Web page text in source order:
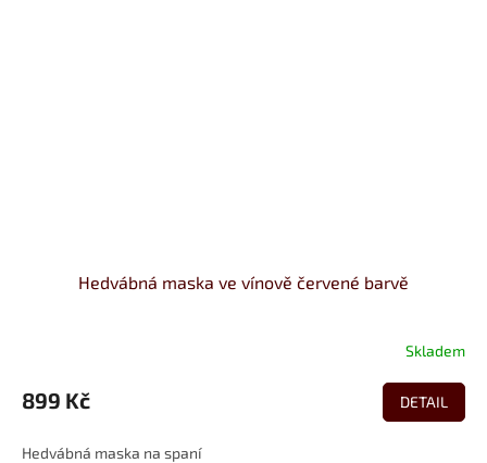
Hedvábná maska ve vínově červené barvě
Skladem
899 Kč DETAIL
Hedvábná maska na spaní